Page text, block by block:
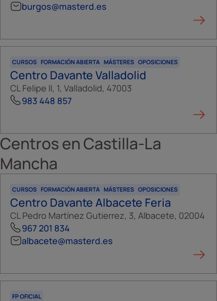
burgos@masterd.es
CURSOS FORMACIÓN ABIERTA MÁSTERES OPOSICIONES
Centro Davante Valladolid
CL Felipe II, 1, Valladolid, 47003
983 448 857
Centros enCastilla-La
Mancha
CURSOS FORMACIÓN ABIERTA MÁSTERES OPOSICIONES
Centro Davante Albacete Feria
CL Pedro Martínez Gutierrez, 3, Albacete, 02004
967 201 834
albacete@masterd.es
FP OFICIAL